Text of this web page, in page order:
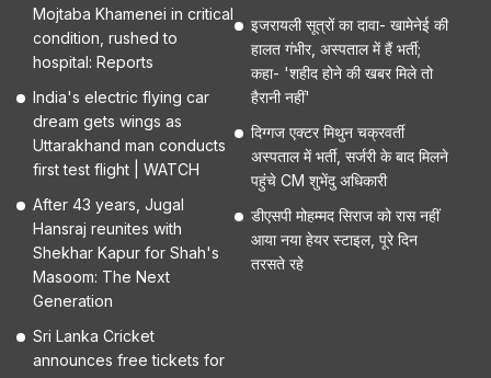
Mojtaba Khamenei in critical
condition, rushed to
hospital: Reports
India's electric flying car
dream gets wings as
Uttarakhand man conducts
first test flight | WATCH
After 43 years, Jugal
Hansraj reunites with
Shekhar Kapur for Shah's
Masoom: The Next
Generation
Sri Lanka Cricket
announces free tickets for
इजरायली सूत्रों का दावा- खामेनेई की
हालत गंभीर, अस्पताल में हैं भर्ती;
कहा- 'शहीद होने की खबर मिले तो
हैरानी नहीं'
दिग्गज एक्टर मिथुन चक्रवर्ती
अस्पताल में भर्ती, सर्जरी के बाद मिलने
पहुंचे CM शुभेंदु अधिकारी
डीएसपी मोहम्मद सिराज को रास नहीं
आया नया हेयर स्टाइल, पूरे दिन
तरसते रहे